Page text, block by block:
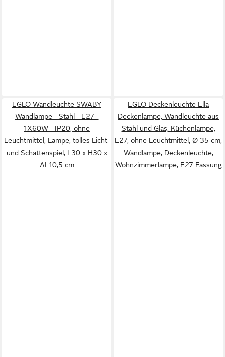
EGLO Wandleuchte SWABY
Wandlampe - Stahl - E27 -
1X60W - IP20, ohne
Leuchtmittel, Lampe, tolles Licht-
und Schattenspiel, L30 x H30 x
AL10,5 cm
EGLO Deckenleuchte Ella
Deckenlampe, Wandleuchte aus
Stahl und Glas, Küchenlampe,
E27, ohne Leuchtmittel, Ø 35 cm,
Wandlampe, Deckenleuchte,
Wohnzimmerlampe, E27 Fassung